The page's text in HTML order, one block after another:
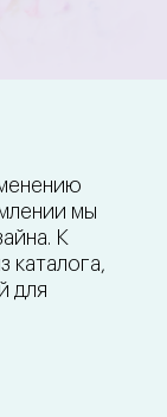
мы
К
каталога,
для